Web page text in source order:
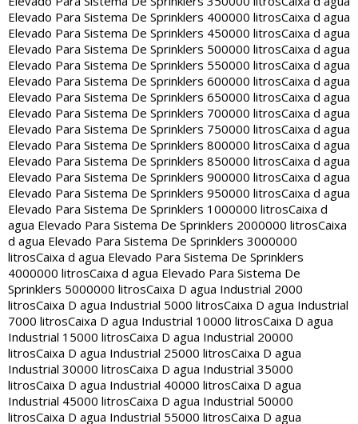
Elevado Para Sistema De Sprinklers 400000 litrosCaixa d agua
Elevado Para Sistema De Sprinklers 450000 litrosCaixa d agua
Elevado Para Sistema De Sprinklers 500000 litrosCaixa d agua
Elevado Para Sistema De Sprinklers 550000 litrosCaixa d agua
Elevado Para Sistema De Sprinklers 600000 litrosCaixa d agua
Elevado Para Sistema De Sprinklers 650000 litrosCaixa d agua
Elevado Para Sistema De Sprinklers 700000 litrosCaixa d agua
Elevado Para Sistema De Sprinklers 750000 litrosCaixa d agua
Elevado Para Sistema De Sprinklers 800000 litrosCaixa d agua
Elevado Para Sistema De Sprinklers 850000 litrosCaixa d agua
Elevado Para Sistema De Sprinklers 900000 litrosCaixa d agua
Elevado Para Sistema De Sprinklers 950000 litrosCaixa d agua
Elevado Para Sistema De Sprinklers 1000000 litrosCaixa d
agua Elevado Para Sistema De Sprinklers 2000000 litrosCaixa
d agua Elevado Para Sistema De Sprinklers 3000000
litrosCaixa d agua Elevado Para Sistema De Sprinklers
4000000 litrosCaixa d agua Elevado Para Sistema De
Sprinklers 5000000 litrosCaixa D agua Industrial 2000
litrosCaixa D agua Industrial 5000 litrosCaixa D agua Industrial
7000 litrosCaixa D agua Industrial 10000 litrosCaixa D agua
Industrial 15000 litrosCaixa D agua Industrial 20000
litrosCaixa D agua Industrial 25000 litrosCaixa D agua
Industrial 30000 litrosCaixa D agua Industrial 35000
litrosCaixa D agua Industrial 40000 litrosCaixa D agua
Industrial 45000 litrosCaixa D agua Industrial 50000
litrosCaixa D agua Industrial 55000 litrosCaixa D agua